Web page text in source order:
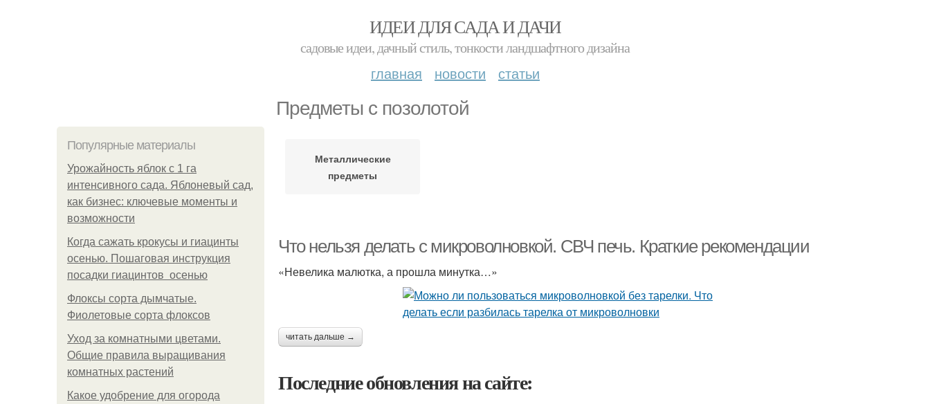
ИДЕИ ДЛЯ САДА И ДАЧИ
садовые идеи, дачный стиль, тонкости ландшафтного дизайна
главная новости статьи
Предметы с позолотой
Популярные материалы
Урожайность яблок с 1 га
интенсивного сада. Яблоневый сад,
как бизнес: ключевые моменты и
возможности
Когда сажать крокусы и гиацинты
осенью. Пошаговая инструкция
посадки гиацинтов осенью
Флоксы сорта дымчатые.
Фиолетовые сорта флоксов
Уход за комнатными цветами.
Общие правила выращивания
комнатных растений
Какое удобрение для огорода
Металлические
предметы
Что нельзя делать с микроволновкой. СВЧ печь. Краткие рекомендации
«Невелика малютка, а прошла минутка…»
читать дальше →
Последние обновления на сайте: